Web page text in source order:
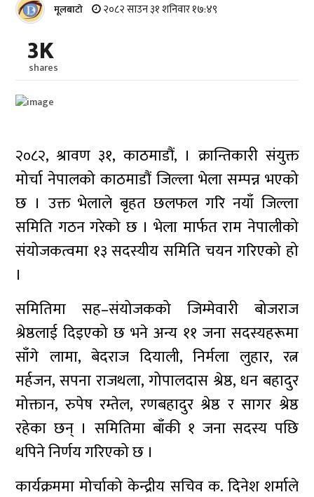
मूलबाटाे २०८२ साउन ३१ शनिवार १७:४९
3K
shares
२०८२, श्रावण ३१, काठमाडौं, । क्रान्तिकारी संयुक्त
मोर्चा नेपालको काठमाडौं जिल्ला भेला सम्पन्न भएको
छ । उक्त भेलाले बृहत छलफल गरि नयाँ जिल्ला
समिति गठन गरेको छ । भेला मार्फत राम नेपालीको
संयोजकत्वमा १३ सदस्यीय समिति चयन गरिएको हो
।
समितिमा सह–संयोजकको जिम्मेवारी बोजराज
श्रेष्ठलाई दिइएको छ भने अन्य ११ जना सदस्यहरूमा
साँगे लामा, बेदराज दियाली, निर्मला लुहार, रत्न
मर्हजन, सपना राजथला, गोपालदास श्रेष्ठ, धन बहादुर
मोक्तान, रुपेष रम्तेल, रणबहादुर श्रेष्ठ र सागर श्रेष्ठ
रहेका छन् । समितिमा बाँकी १ जना सदस्य पछि
थपिने निर्णय गरिएको छ ।
कार्यक्रममा मोर्चाको केन्द्रीय सचिव क. दिनेश शर्माले